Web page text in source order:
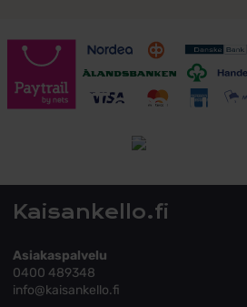
Kaisankello.fi
Asiakaspalvelu
0400 489348
info@kaisankello.fi